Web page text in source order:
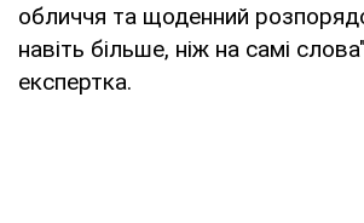
обличчя та щоденний
навіть більше, ніж на самі
експертка.